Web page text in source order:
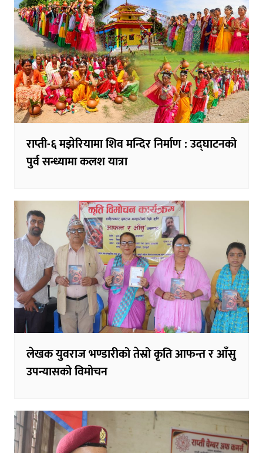
राप्ती-६ मझेरियामा शिव मन्दिर निर्माण : उद्घाटनको
पुर्व सन्ध्यामा कलश यात्रा
लेखक युवराज भण्डारीको तेस्रो कृति आफन्त र आँसु
उपन्यासको विमोचन